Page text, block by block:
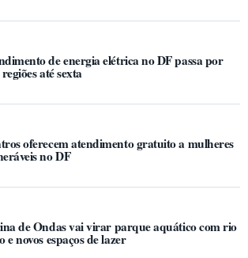
de energia elétrica no DF passa por
até sexta
oferecem atendimento gratuito a mulheres
no DF
de Ondas vai virar parque aquático com rio
e novos espaços de lazer